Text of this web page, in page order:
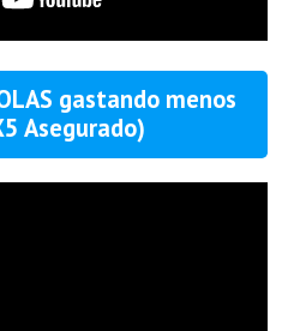
gastando menos
Asegurado)